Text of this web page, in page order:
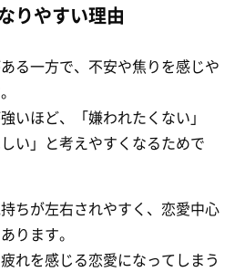
りやすい理由
る一方で、不安や焦りを感じや
いほど、「嫌われたくない」
い」と考えやすくなるためで
ちが左右されやすく、恋愛中心
ります。
れを感じる恋愛になってしまう